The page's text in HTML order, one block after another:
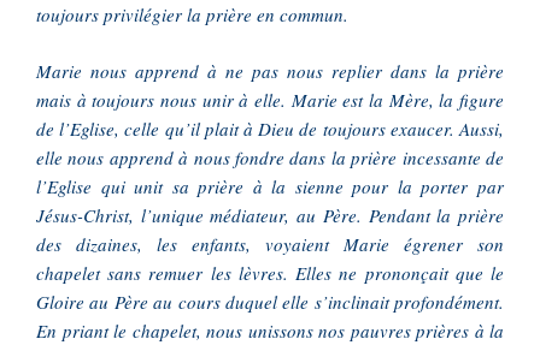
toujours privilégier la prière en commun.
Marie nous apprend à ne pas nous replier dans la prière
mais à toujours nous unir à elle. Marie est la Mère, la figure
de l’Eglise, celle qu’il plait à Dieu de toujours exaucer. Aussi,
elle nous apprend à nous fondre dans la prière incessante de
l’Eglise qui unit sa prière à la sienne pour la porter par
Jésus-Christ, l’unique médiateur, au Père. Pendant la prière
des dizaines, les enfants, voyaient Marie égrener son
chapelet sans remuer les lèvres. Elles ne prononçait que le
Gloire au Père au cours duquel elle s’inclinait profondément.
En priant le chapelet, nous unissons nos pauvres prières à la